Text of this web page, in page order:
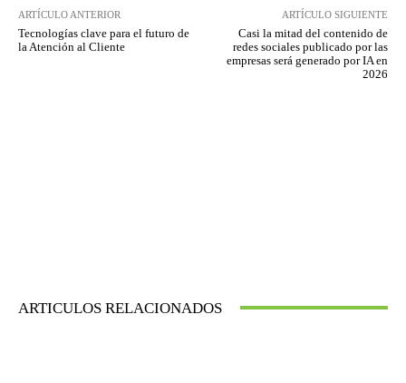
ARTÍCULO ANTERIOR
Tecnologías clave para el futuro de
la Atención al Cliente
ARTÍCULO SIGUIENTE
Casi la mitad del contenido de
redes sociales publicado por las
empresas será generado por IA en
2026
ARTICULOS RELACIONADOS